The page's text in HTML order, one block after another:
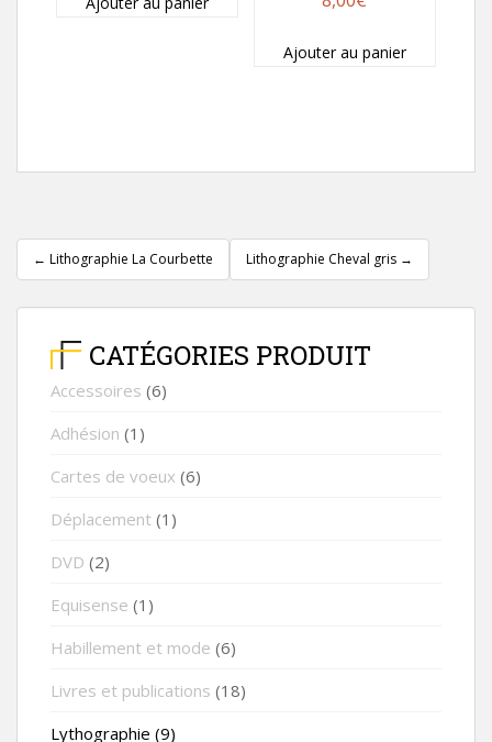
Ajouter au panier
d'article
← Lithographie La Courbette Lithographie Cheval gris →
CATÉGORIES PRODUIT
Accessoires (6)
Adhésion (1)
Cartes de voeux (6)
Déplacement (1)
DVD (2)
Equisense (1)
Habillement et mode (6)
Livres et publications (18)
Lythographie (9)